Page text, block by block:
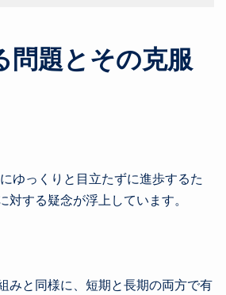
問題とその克服
ゆっくりと目立たずに進歩するた
対する疑念が浮上しています。
みと同様に、短期と長期の両方で有